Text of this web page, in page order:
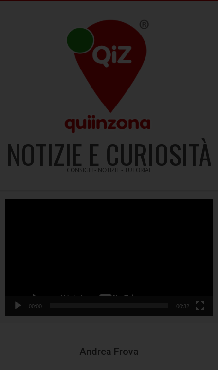
NOTIZIE E CURIOSITÀ
CONSIGLI - NOTIZIE - TUTORIAL
00:00 00:32
Andrea Frova